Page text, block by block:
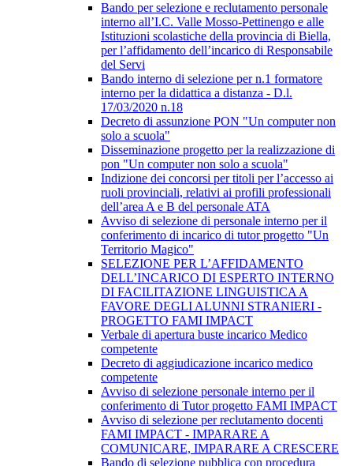
Bando per selezione e reclutamento personale
interno all’I.C. Valle Mosso-Pettinengo e alle
Istituzioni scolastiche della provincia di Biella,
per l’affidamento dell’incarico di Responsabile
del Servi
Bando interno di selezione per n.1 formatore
interno per la didattica a distanza - D.l.
17/03/2020 n.18
Decreto di assunzione PON "Un computer non
solo a scuola"
Disseminazione progetto per la realizzazione di
pon "Un computer non solo a scuola"
Indizione dei concorsi per titoli per l’accesso ai
ruoli provinciali, relativi ai profili professionali
dell’area A e B del personale ATA
Avviso di selezione di personale interno per il
conferimento di incarico di tutor progetto "Un
Territorio Magico"
SELEZIONE PER L’AFFIDAMENTO
DELL’INCARICO DI ESPERTO INTERNO
DI FACILITAZIONE LINGUISTICA A
FAVORE DEGLI ALUNNI STRANIERI -
PROGETTO FAMI IMPACT
Verbale di apertura buste incarico Medico
competente
Decreto di aggiudicazione incarico medico
competente
Avviso di selezione personale interno per il
conferimento di Tutor progetto FAMI IMPACT
Avviso di selezione per reclutamento docenti
FAMI IMPACT - IMPARARE A
COMUNICARE, IMPARARE A CRESCERE
Bando di selezione pubblica con procedura